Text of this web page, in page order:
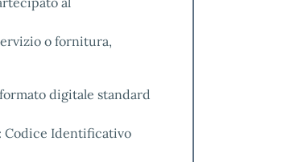
o fornitura,
digitale standard
Codice Identificativo